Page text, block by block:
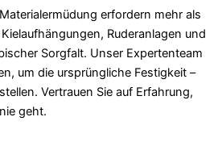
erfordern mehr als
Ruderanlagen und
Sorgfalt. Unser Expertenteam
um die ursprüngliche Festigkeit –
Vertrauen Sie auf Erfahrung,
geht.